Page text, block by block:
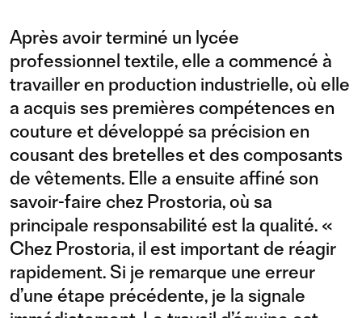
Après avoir terminé un lycée
professionnel textile, elle a commencé à
travailler en production industrielle, où elle
a acquis ses premières compétences en
couture et développé sa précision en
cousant des bretelles et des composants
de vêtements. Elle a ensuite affiné son
savoir-faire chez Prostoria, où sa
principale responsabilité est la qualité. «
Chez Prostoria, il est important de réagir
rapidement. Si je remarque une erreur
d’une étape précédente, je la signale